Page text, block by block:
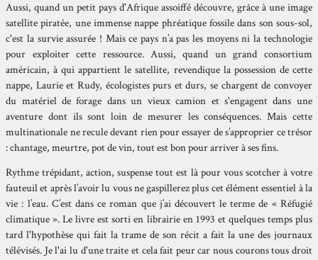
Aussi, quand un petit pays d'Afrique assoiffé découvre, grâce à une image
satellite piratée, une immense nappe phréatique fossile dans son sous-sol,
c'est la survie assurée ! Mais ce pays n’a pas les moyens ni la technologie
pour exploiter cette ressource. Aussi, quand un grand consortium
américain, à qui appartient le satellite, revendique la possession de cette
nappe, Laurie et Rudy, écologistes purs et durs, se chargent de convoyer
du matériel de forage dans un vieux camion et s'engagent dans une
aventure dont ils sont loin de mesurer les conséquences. Mais cette
multinationale ne recule devant rien pour essayer de s’approprier ce trésor
: chantage, meurtre, pot de vin, tout est bon pour arriver à ses fins.
Rythme trépidant, action, suspense tout est là pour vous scotcher à votre
fauteuil et après l’avoir lu vous ne gaspillerez plus cet élément essentiel à la
vie : l’eau. C’est dans ce roman que j’ai découvert le terme de « Réfugié
climatique ». Le livre est sorti en librairie en 1993 et quelques temps plus
tard l'hypothèse qui fait la trame de son récit a fait la une des journaux
télévisés. Je l'ai lu d'une traite et cela fait peur car nous courons tous droit